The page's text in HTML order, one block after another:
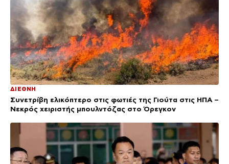
ΔΙΕΘΝΗ
Συνετρίβη ελικόπτερο στις φωτιές της Γιούτα στις ΗΠΑ –
Νεκρός χειριστής μπουλντόζας στο Όρεγκον